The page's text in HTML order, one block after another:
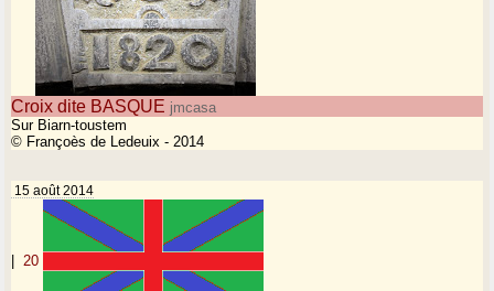
Croix dite BASQUE jmcasa
Sur Biarn-toustem
© Françoès de Ledeuix - 2014
15 août 2014
20